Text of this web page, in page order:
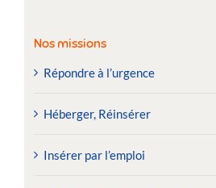
Nos missions
Répondre à l’urgence
Héberger, Réinsérer
Insérer par l’emploi